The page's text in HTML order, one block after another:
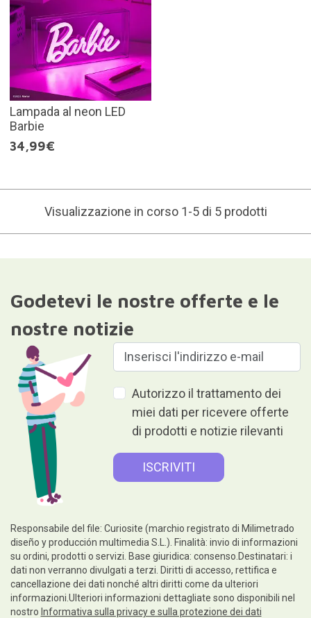
Lampada al neon LED
Barbie
34,99€
Visualizzazione in corso 1-5 di 5 prodotti
Godetevi le nostre offerte e le
nostre notizie
Autorizzo il trattamento dei
miei dati per ricevere offerte
di prodotti e notizie rilevanti
Responsabile del file: Curiosite (marchio registrato di Milimetrado
diseño y producción multimedia S.L.). Finalità: invio di informazioni
su ordini, prodotti o servizi. Base giuridica: consenso.Destinatari: i
dati non verranno divulgati a terzi. Diritti di accesso, rettifica e
cancellazione dei dati nonché altri diritti come da ulteriori
informazioni.Ulteriori informazioni dettagliate sono disponibili nel
nostro Informativa sulla privacy e sulla protezione dei dati